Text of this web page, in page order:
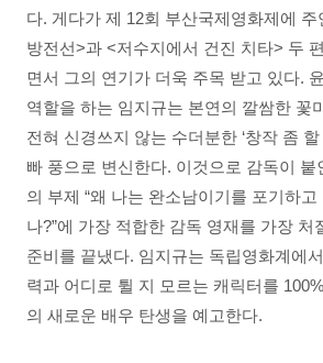
다. 게다가 제 12회 부산국제영화제에 주
방전선>과 <저수지에서 건진 치타> 두
면서 그의 연기가 더욱 주목 받고 있다.
역할을 하는 임지규는 본연의 깔쌈한 꽃
전혀 신경쓰지 않는 수더분한 ‘창작 좀 할
빠 풍으로 변신한다. 이것으로 감독이 붙
의 부제 “왜 나는 완소남이기를 포기하
나?”에 가장 적합한 감독 영재를 가장 처
준비를 끝냈다. 임지규는 독립영화계에
력과 어디로 튈 지 모르는 캐릭터를
의 새로운 배우 탄생을 예고한다.